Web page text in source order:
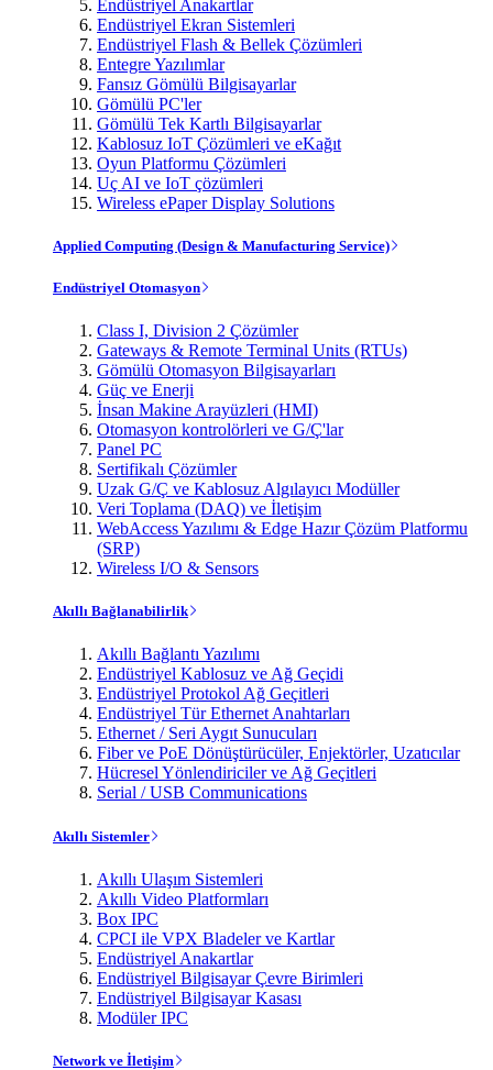
Endüstriyel Anakartlar
Endüstriyel Ekran Sistemleri
Endüstriyel Flash & Bellek Çözümleri
Entegre Yazılımlar
Fansız Gömülü Bilgisayarlar
Gömülü PC'ler
Gömülü Tek Kartlı Bilgisayarlar
Kablosuz IoT Çözümleri ve eKağıt
Oyun Platformu Çözümleri
Uç AI ve IoT çözümleri
Wireless ePaper Display Solutions
Applied Computing (Design & Manufacturing Service)
Endüstriyel Otomasyon
Class I, Division 2 Çözümler
Gateways & Remote Terminal Units (RTUs)
Gömülü Otomasyon Bilgisayarları
Güç ve Enerji
İnsan Makine Arayüzleri (HMI)
Otomasyon kontrolörleri ve G/Ç'lar
Panel PC
Sertifikalı Çözümler
Uzak G/Ç ve Kablosuz Algılayıcı Modüller
Veri Toplama (DAQ) ve İletişim
WebAccess Yazılımı & Edge Hazır Çözüm Platformu
(SRP)
Wireless I/O & Sensors
Akıllı Bağlanabilirlik
Akıllı Bağlantı Yazılımı
Endüstriyel Kablosuz ve Ağ Geçidi
Endüstriyel Protokol Ağ Geçitleri
Endüstriyel Tür Ethernet Anahtarları
Ethernet / Seri Aygıt Sunucuları
Fiber ve PoE Dönüştürücüler, Enjektörler, Uzatıcılar
Hücresel Yönlendiriciler ve Ağ Geçitleri
Serial / USB Communications
Akıllı Sistemler
Akıllı Ulaşım Sistemleri
Akıllı Video Platformları
Box IPC
CPCI ile VPX Bladeler ve Kartlar
Endüstriyel Anakartlar
Endüstriyel Bilgisayar Çevre Birimleri
Endüstriyel Bilgisayar Kasası
Modüler IPC
Network ve İletişim